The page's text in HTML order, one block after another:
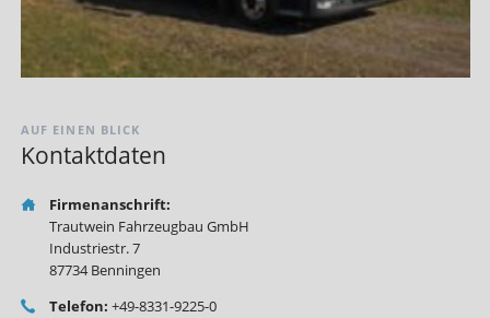
AUF EINEN BLICK
Kontaktdaten
Firmenanschrift:
Trautwein Fahrzeugbau GmbH
Industriestr. 7
87734 Benningen
Telefon: +49-8331-9225-0